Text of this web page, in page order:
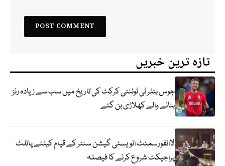
تازہ ترین خبریں
جوس بٹلر ٹی ٹوئنٹی کرکٹ کی تاریخ میں سب سے زیادہ رنز
بنانے والے کھلاڑی بن گئے
لاانفورسمنٹ انویسٹی گیشن سنٹر کے قیام کیلئے پائلٹ
پراجیکٹ شروع کرنے کا فیصلہ